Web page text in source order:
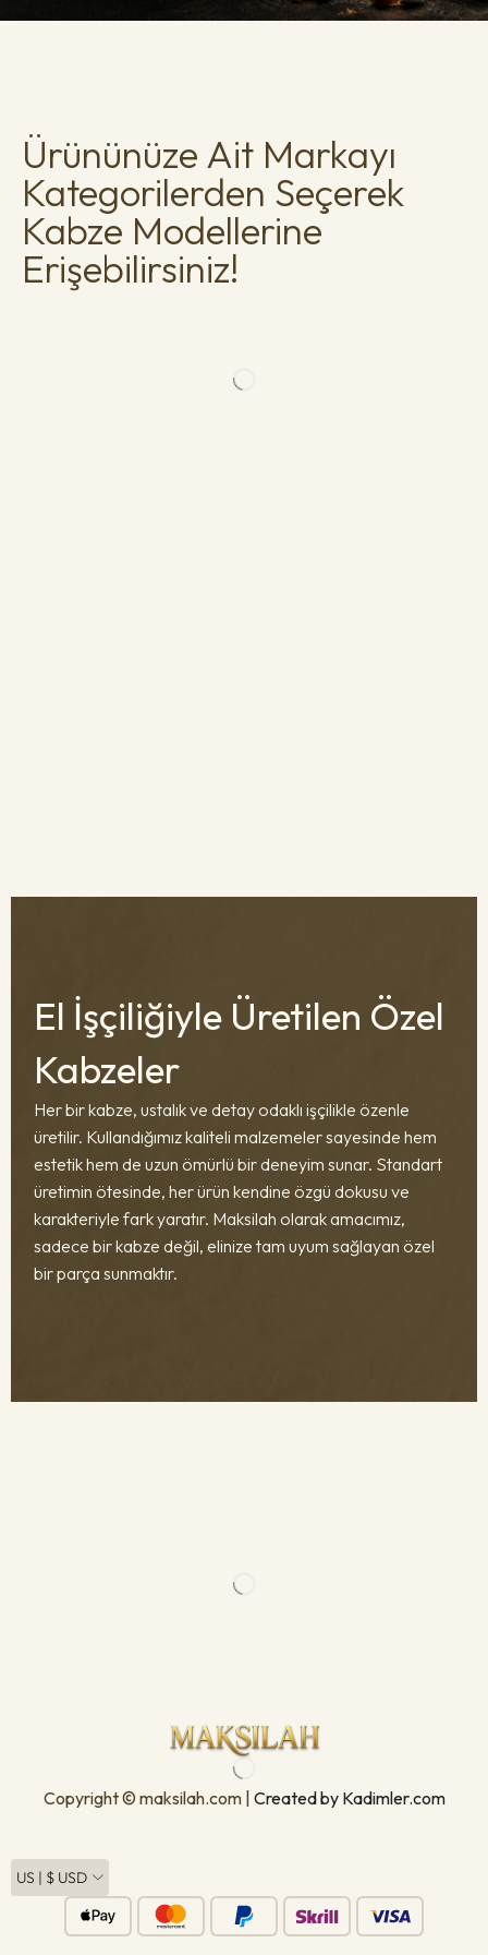
Ürününüze Ait Markayı
Kategorilerden Seçerek
Kabze Modellerine
Erişebilirsiniz!
El İşçiliğiyle Üretilen Özel
Kabzeler
Her bir kabze, ustalık ve detay odaklı işçilikle özenle
üretilir. Kullandığımız kaliteli malzemeler sayesinde hem
estetik hem de uzun ömürlü bir deneyim sunar. Standart
üretimin ötesinde, her ürün kendine özgü dokusu ve
karakteriyle fark yaratır. Maksilah olarak amacımız,
sadece bir kabze değil, elinize tam uyum sağlayan özel
bir parça sunmaktır.
Copyright © maksilah.com | Created by Kadimler.com
US | $ USD